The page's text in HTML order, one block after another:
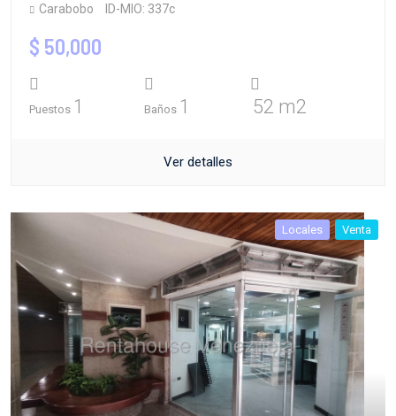
Carabobo ID-MIO: 337c
$ 50,000
Puestos 1 Baños 1 52 m2
Ver detalles
Locales Venta